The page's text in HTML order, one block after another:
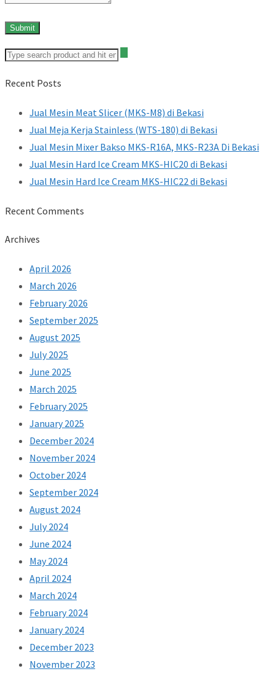
Recent Posts
Jual Mesin Meat Slicer (MKS-M8) di Bekasi
Jual Meja Kerja Stainless (WTS-180) di Bekasi
Jual Mesin Mixer Bakso MKS-R16A, MKS-R23A Di Bekasi
Jual Mesin Hard Ice Cream MKS-HIC20 di Bekasi
Jual Mesin Hard Ice Cream MKS-HIC22 di Bekasi
Recent Comments
Archives
April 2026
March 2026
February 2026
September 2025
August 2025
July 2025
June 2025
March 2025
February 2025
January 2025
December 2024
November 2024
October 2024
September 2024
August 2024
July 2024
June 2024
May 2024
April 2024
March 2024
February 2024
January 2024
December 2023
November 2023